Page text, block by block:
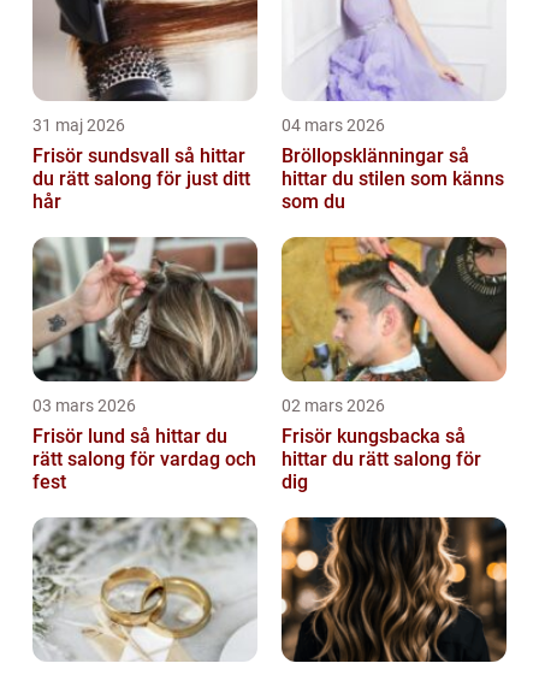
31 maj 2026
Frisör sundsvall så hittar
du rätt salong för just ditt
hår
04 mars 2026
Bröllopsklänningar så
hittar du stilen som känns
som du
03 mars 2026
Frisör lund så hittar du
rätt salong för vardag och
fest
02 mars 2026
Frisör kungsbacka så
hittar du rätt salong för
dig